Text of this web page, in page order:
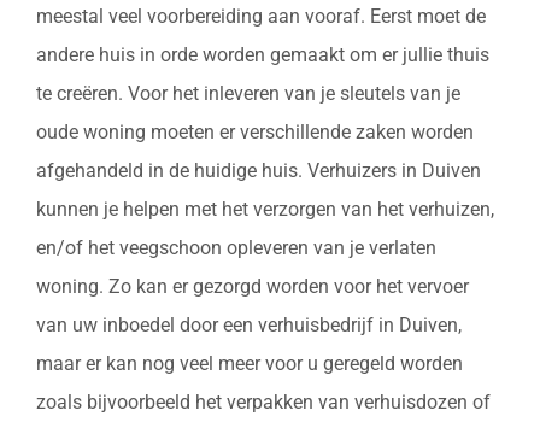
meestal veel voorbereiding aan vooraf. Eerst moet de
andere huis in orde worden gemaakt om er jullie thuis
te creëren. Voor het inleveren van je sleutels van je
oude woning moeten er verschillende zaken worden
afgehandeld in de huidige huis. Verhuizers in Duiven
kunnen je helpen met het verzorgen van het verhuizen,
en/of het veegschoon opleveren van je verlaten
woning. Zo kan er gezorgd worden voor het vervoer
van uw inboedel door een verhuisbedrijf in Duiven,
maar er kan nog veel meer voor u geregeld worden
zoals bijvoorbeeld het verpakken van verhuisdozen of